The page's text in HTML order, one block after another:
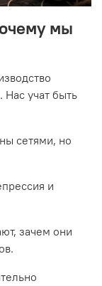
мы
Нас учат быть
сетями, но
и
зачем они